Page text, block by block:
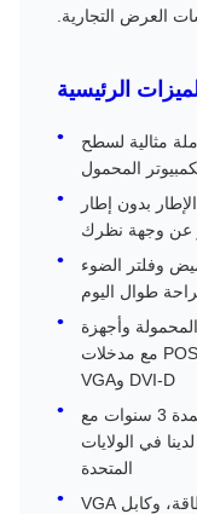
العرض التجارية.
الرئيسية
مثالية لسطح
المحمول
بدون إطار
عن وجهة نظرك
وفلتر الضوء
طوال اليوم
وأجهزة
الكمبيوتر الشخصية وأجهزة Mac وأنظمة POS مع مدخلات
DVI-D وVGA
الضمان الرائد في الصناعة: تغطية لمدة 3 سنوات مع
في الولايات
المتحدة